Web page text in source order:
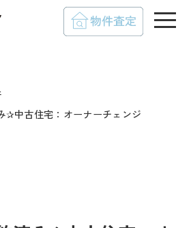
✰中古住宅：オーナーチェンジ